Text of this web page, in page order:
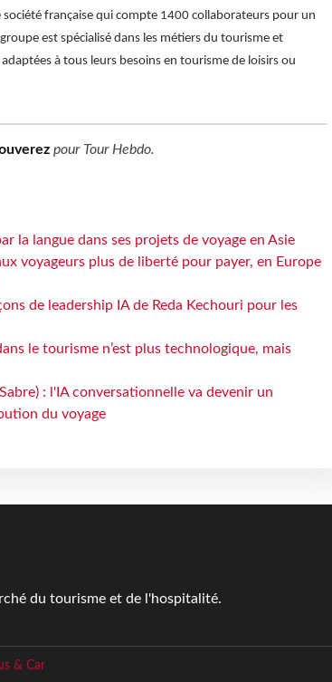
française qui compte 1400 collaborateurs pour un
est spécialisé dans les métiers du tourisme et
à tous leurs besoins en tourisme de loisirs ou
pour Tour Hebdo.
la langue dans ses projets de voyage en Asie
voyageurs plus de liberté pour payer, en Europe
de leadership IA de Reda Kechouri pour les
le tourisme n’est plus technologique, mais
: l'IA conversationnelle va devenir un
du voyage
du tourisme et de l'hospitalité.
& Car